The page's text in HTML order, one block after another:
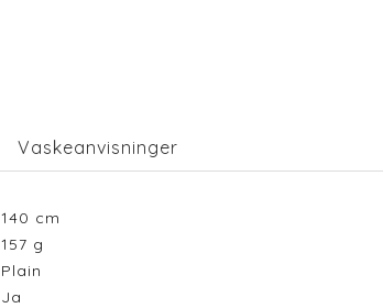
Vaskeanvisninger
140 cm
157 g
Plain
Ja